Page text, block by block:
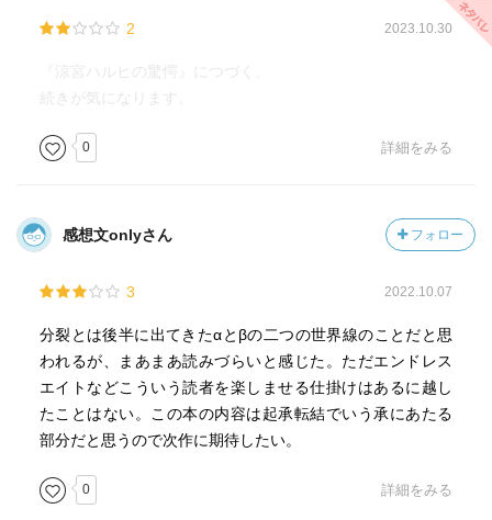
2 2023.10.30
『涼宮ハルヒの驚愕』につづく。
続きが気になります。
0 詳細をみる
感想文onlyさん フォロー
3 2022.10.07
分裂とは後半に出てきたαとβの二つの世界線のことだと思
われるが、まあまあ読みづらいと感じた。ただエンドレス
エイトなどこういう読者を楽しませる仕掛けはあるに越し
たことはない。この本の内容は起承転結でいう承にあたる
部分だと思うので次作に期待したい。
0 詳細をみる